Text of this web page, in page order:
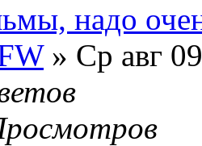
надо
» Ср авг